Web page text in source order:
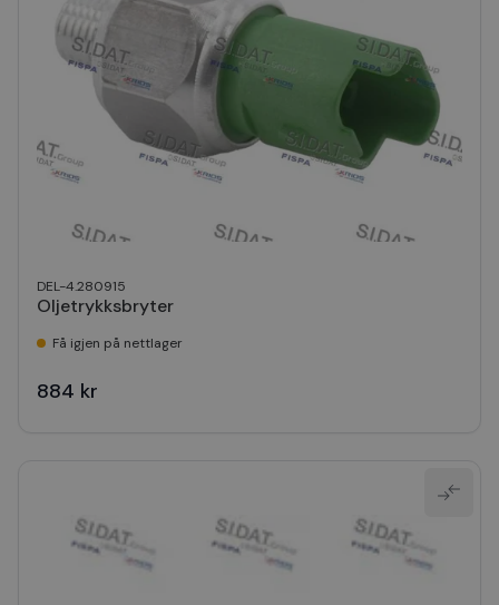
DEL-4.280915
Oljetrykksbryter
Få igjen på nettlager
884 kr